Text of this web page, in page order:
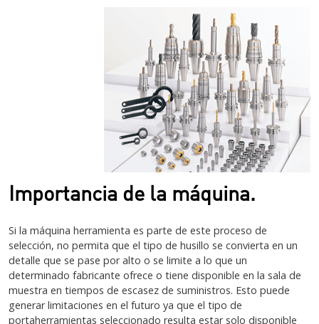
Importancia de la máquina.
Si la máquina herramienta es parte de este proceso de
selección, no permita que el tipo de husillo se convierta en un
detalle que se pase por alto o se limite a lo que un
determinado fabricante ofrece o tiene disponible en la sala de
muestra en tiempos de escasez de suministros. Esto puede
generar limitaciones en el futuro ya que el tipo de
portaherramientas seleccionado resulta estar solo disponible